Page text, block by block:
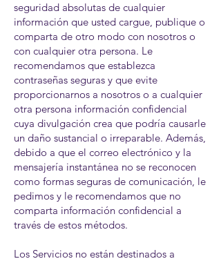
seguridad absolutas de cualquier
información que usted cargue, publique o
comparta de otro modo con nosotros o
con cualquier otra persona. Le
recomendamos que establezca
contraseñas seguras y que evite
proporcionarnos a nosotros o a cualquier
otra persona información confidencial
cuya divulgación crea que podría causarle
un daño sustancial o irreparable. Además,
debido a que el correo electrónico y la
mensajería instantánea no se reconocen
como formas seguras de comunicación, le
pedimos y le recomendamos que no
comparta información confidencial a
través de estos métodos.
Los Servicios no están destinados a